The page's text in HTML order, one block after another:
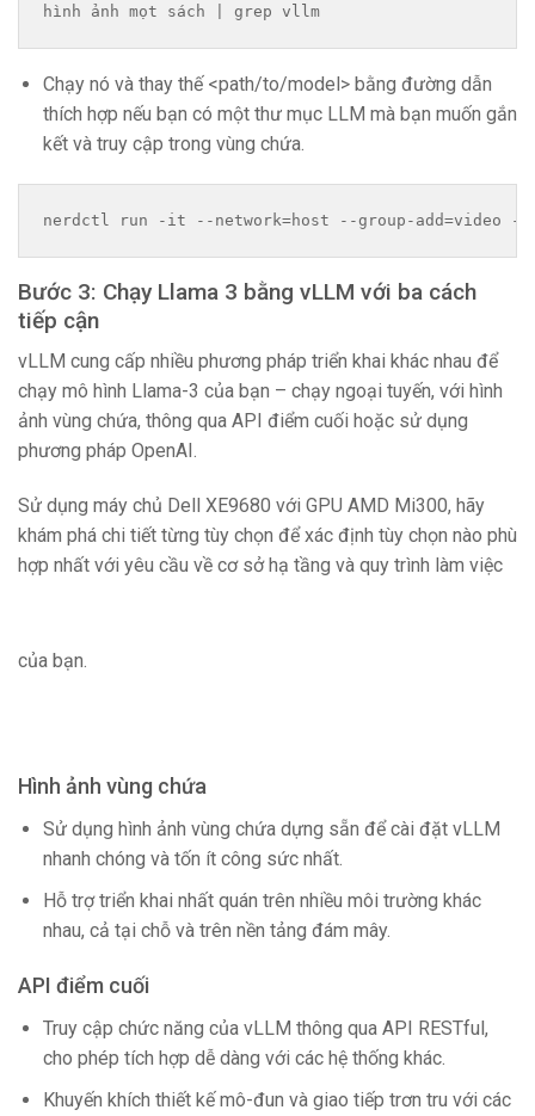
hình ảnh mọt sách | grep vllm
Chạy nó và thay thế <path/to/model> bằng đường dẫn
thích hợp nếu bạn có một thư mục LLM mà bạn muốn gắn
kết và truy cập trong vùng chứa.
nerdctl run -it --network=host --group-add=video --
Bước 3: Chạy Llama 3 bằng vLLM với ba cách
tiếp cận
vLLM cung cấp nhiều phương pháp triển khai khác nhau để
chạy mô hình Llama-3 của bạn – chạy ngoại tuyến, với hình
ảnh vùng chứa, thông qua API điểm cuối hoặc sử dụng
phương pháp OpenAI.
Sử dụng máy chủ Dell XE9680 với GPU AMD Mi300, hãy
khám phá chi tiết từng tùy chọn để xác định tùy chọn nào phù
hợp nhất với yêu cầu về cơ sở hạ tầng và quy trình làm việc
của bạn.
Hình ảnh vùng chứa
Sử dụng hình ảnh vùng chứa dựng sẵn để cài đặt vLLM
nhanh chóng và tốn ít công sức nhất.
Hỗ trợ triển khai nhất quán trên nhiều môi trường khác
nhau, cả tại chỗ và trên nền tảng đám mây.
API điểm cuối
Truy cập chức năng của vLLM thông qua API RESTful,
cho phép tích hợp dễ dàng với các hệ thống khác.
Khuyến khích thiết kế mô-đun và giao tiếp trơn tru với các